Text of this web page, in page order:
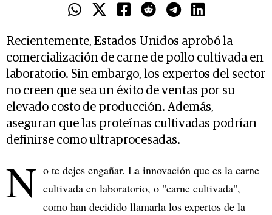
Recientemente, Estados Unidos aprobó la
comercialización de carne de pollo cultivada en
laboratorio. Sin embargo, los expertos del sector
no creen que sea un éxito de ventas por su
elevado costo de producción. Además,
aseguran que las proteínas cultivadas podrían
definirse como ultraprocesadas.
N o te dejes engañar. La innovación que es la carne
cultivada en laboratorio, o "carne cultivada",
como han decidido llamarla los expertos de la